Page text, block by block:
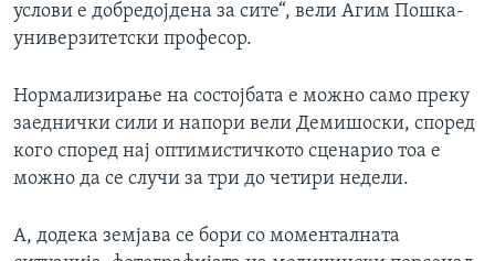
услови е добредојдена за сите“, вели Агим Пошка-
универзитетски професор.
Нормализирање на состојбата е можно само преку
заеднички сили и напори вели Демишоски, според
кого според нај оптимистичкото сценарио тоа е
можно да се случи за три до четири недели.
А, додека земјава се бори со моменталната